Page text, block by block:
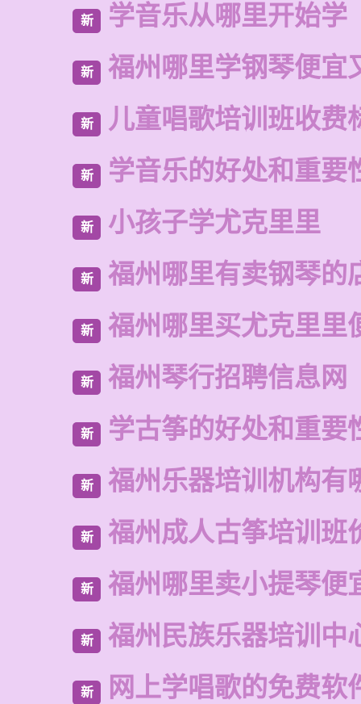
新 学音乐从哪里开始学
新 福州哪里学钢琴便宜
新 儿童唱歌培训班收费
新 学音乐的好处和重要
新 小孩子学尤克里里
新 福州哪里有卖钢琴的
新 福州哪里买尤克里里
新 福州琴行招聘信息网
新 学古筝的好处和重要
新 福州乐器培训机构有
新 福州成人古筝培训班
新 福州哪里卖小提琴便
新 福州民族乐器培训中
新 网上学唱歌的免费软